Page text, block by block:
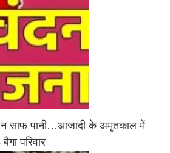
साफ पानी…आजादी के अमृतकाल में
परिवार